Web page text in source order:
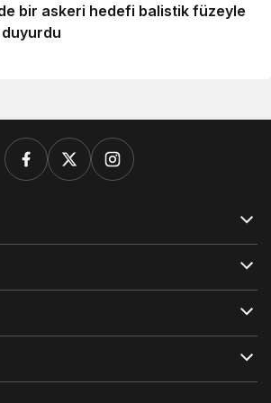
bir askeri hedefi balistik füzeyle
duyurdu